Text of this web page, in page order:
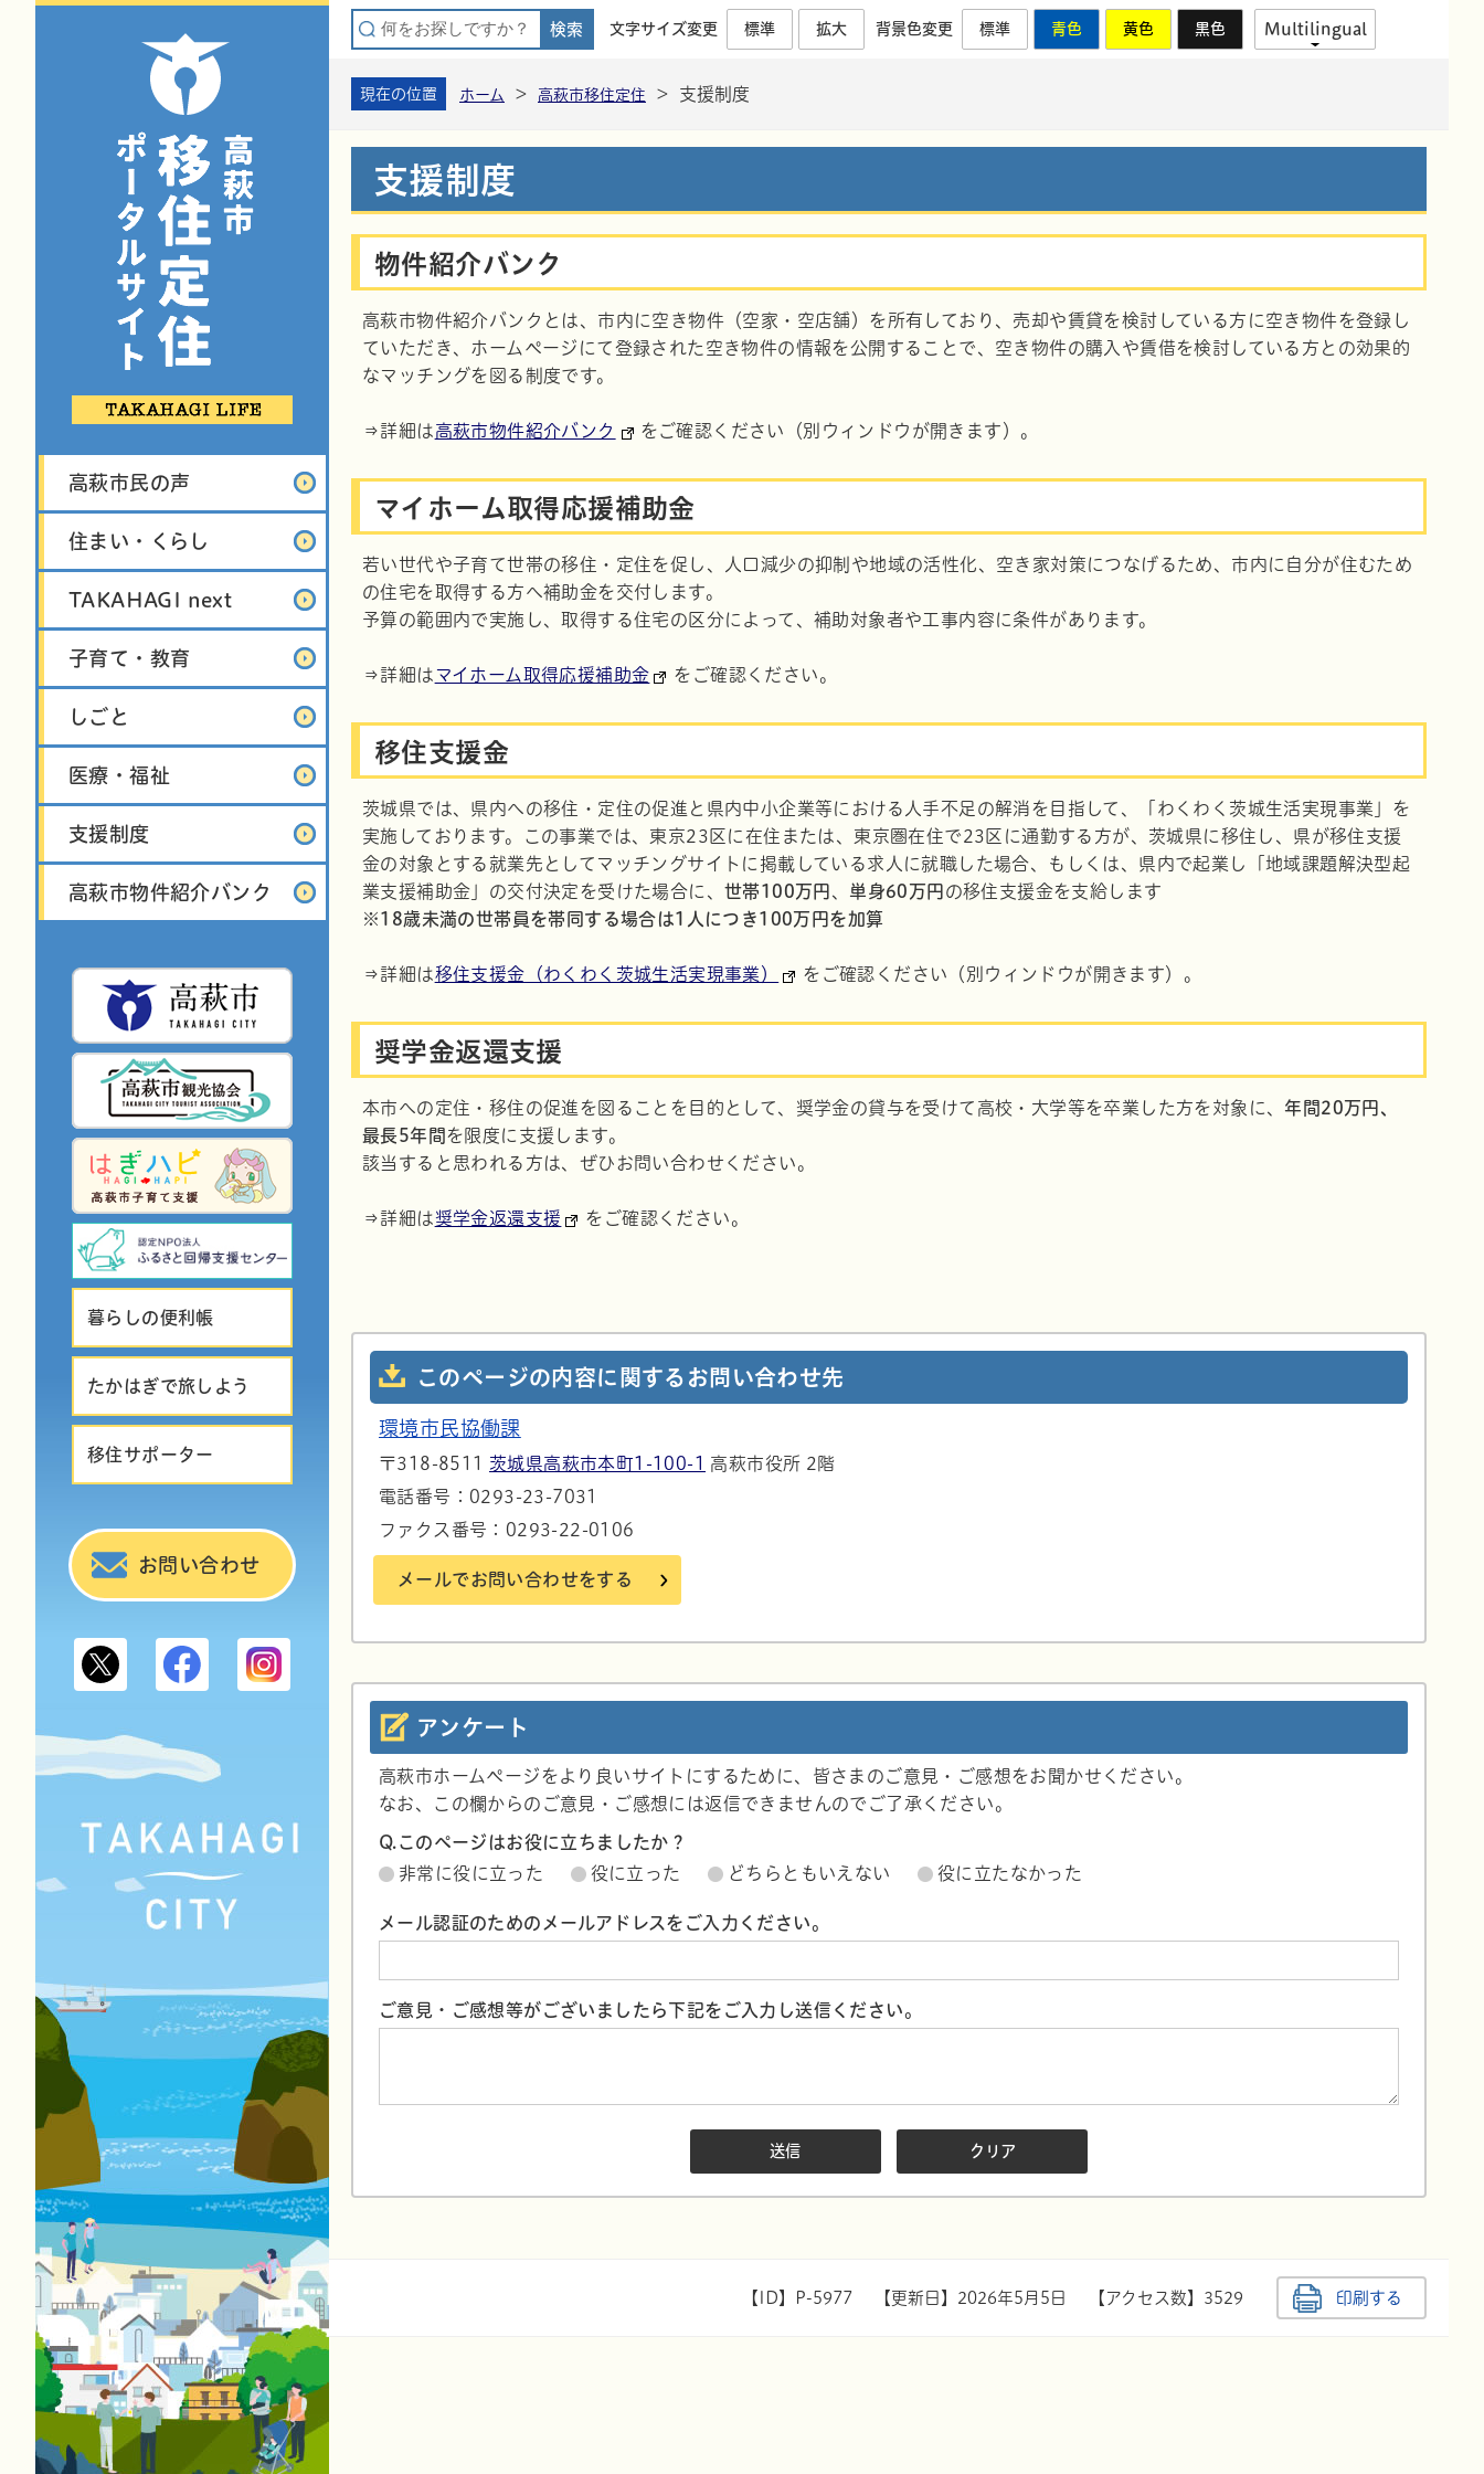
高萩市移住定住公式ポータルサイト
高萩市民の声
住まい・くらし
TAKAHAGI next
子育て・教育
しごと
医療・福祉
支援制度
高萩市物件紹介バンク
暮らしの便利帳
たかはぎで旅しよう
移住サポーター
お問い合わせ
高萩市公式X高萩市観光情報Facebook
文字サイズ変更 標準 拡大 背景色変更 標準 青色 黄色 黒色 Multilingual
現在の位置 ホーム > 高萩市移住定住 > 支援制度
支援制度
物件紹介バンク
高萩市物件紹介バンクとは、市内に空き物件（空家・空店舗）を所有しており、売却や賃貸を検討している方に空き物件を登録し
ていただき、ホームページにて登録された空き物件の情報を公開することで、空き物件の購入や賃借を検討している方との効果的
なマッチングを図る制度です。
⇒詳細は高萩市物件紹介バンク をご確認ください（別ウィンドウが開きます）。
マイホーム取得応援補助金
若い世代や子育て世帯の移住・定住を促し、人口減少の抑制や地域の活性化、空き家対策につなげるため、市内に自分が住むため
の住宅を取得する方へ補助金を交付します。
予算の範囲内で実施し、取得する住宅の区分によって、補助対象者や工事内容に条件があります。
⇒詳細はマイホーム取得応援補助金 をご確認ください。
移住支援金
茨城県では、県内への移住・定住の促進と県内中小企業等における人手不足の解消を目指して、「わくわく茨城生活実現事業」を
実施しております。この事業では、東京23区に在住または、東京圏在住で23区に通勤する方が、茨城県に移住し、県が移住支援
金の対象とする就業先としてマッチングサイトに掲載している求人に就職した場合、もしくは、県内で起業し「地域課題解決型起
業支援補助金」の交付決定を受けた場合に、 世帯100万円 、 単身60万円 の移住支援金を支給します
※18歳未満の世帯員を帯同する場合は1人につき100万円を加算
⇒詳細は移住支援金（わくわく茨城生活実現事業） をご確認ください（別ウィンドウが開きます）。
奨学金返還支援
本市への定住・移住の促進を図ることを目的として、奨学金の貸与を受けて高校・大学等を卒業した方を対象に、年間20万円、
最長5年間を限度に支援します。
該当すると思われる方は、ぜひお問い合わせください。
⇒詳細は奨学金返還支援 をご確認ください。
このページの内容に関するお問い合わせ先
環境市民協働課
〒318-8511 茨城県高萩市本町1-100-1
高萩市役所 2階
電話番号：0293-23-7031
ファクス番号：0293-22-0106
メールでお問い合わせをする
アンケート
高萩市ホームページをより良いサイトにするために、皆さまのご意見・ご感想をお聞かせください。
なお、この欄からのご意見・ご感想には返信できませんのでご了承ください。
Q.このページはお役に立ちましたか？
非常に役に立った
役に立った どちらともいえない 役に立たなかった
メール認証のためのメールアドレスをご入力ください。
ご意見・ご感想等がございましたら下記をご入力し送信ください。
【ID】 P-5977 【更新日】 2026年5月5日 【アクセス数】 3529 印刷する